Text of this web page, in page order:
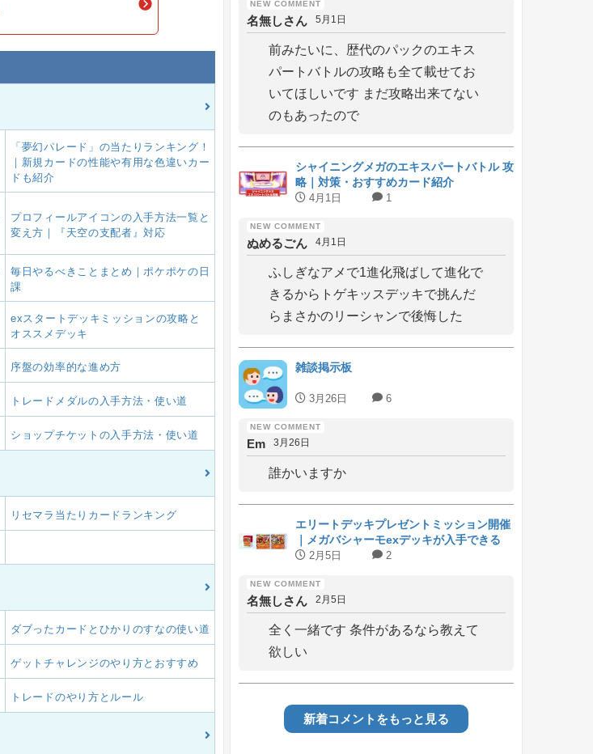
「夢幻パレード」の当たりランキング！
｜新規カードの性能や有用な色違いカー
ドも紹介
プロフィールアイコンの入手方法一覧と
変え方｜『天空の支配者』対応
毎日やるべきことまとめ｜ポケポケの日
課
exスタートデッキミッションの攻略と
オススメデッキ
序盤の効率的な進め方
トレードメダルの入手方法・使い道
ショップチケットの入手方法・使い道
リセマラ当たりカードランキング
ダブったカードとひかりのすなの使い道
ゲットチャレンジのやり方とおすすめ
トレードのやり方とルール
名無しさん 5月1日
前みたいに、歴代のパックのエキス
パートバトルの攻略も全て載せてお
いてほしいです まだ攻略出来てない
のもあったので
シャイニングメガのエキスパートバトル 攻
略｜対策・おすすめカード紹介
4月1日 1
ぬめるごん 4月1日
ふしぎなアメで1進化飛ばして進化で
きるからトゲキッスデッキで挑んだ
らまさかのリーシャンで後悔した
雑談掲示板
3月26日 6
Em 3月26日
誰かいますか
エリートデッキプレゼントミッション開催
｜メガバシャーモexデッキが入手できる
2月5日 2
名無しさん 2月5日
全く一緒です 条件があるなら教えて
欲しい
新着コメントをもっと見る